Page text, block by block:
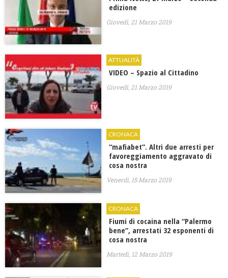
edizione
Giovedì, 21 Marzo 2019
ATTUALITÀ
VIDEO – Spazio al Cittadino
Giovedì, 21 Marzo 2019
CRONACA
“mafiabet”. Altri due arresti per
favoreggiamento aggravato di
cosa nostra
Venerdì, 15 Marzo 2019
CRONACA
Fiumi di cocaina nella “Palermo
bene”, arrestati 32 esponenti di
cosa nostra
Martedì, 12 Marzo 2019